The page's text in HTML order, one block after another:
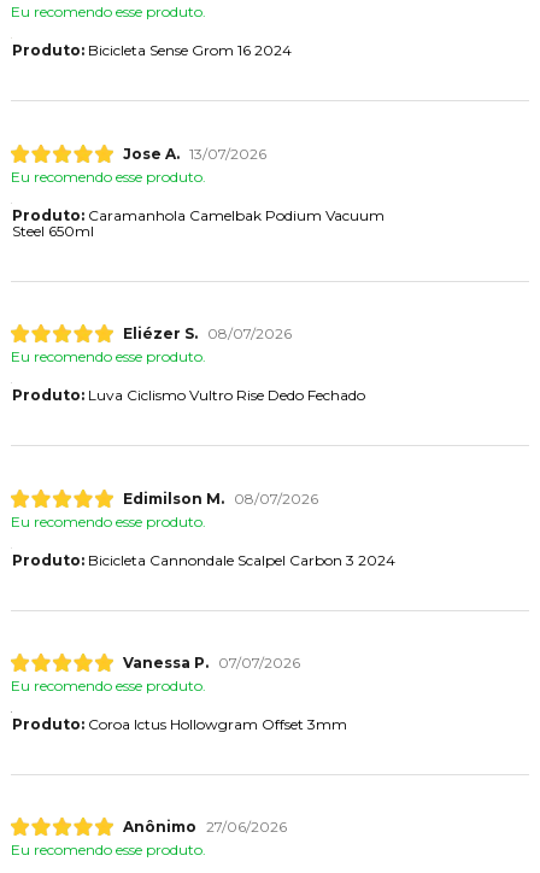
Eu recomendo esse produto.
Produto:Bicicleta Sense Grom 16 2024
Jose A. 13/07/2026
Eu recomendo esse produto.
Produto:Caramanhola Camelbak Podium Vacuum
Steel 650ml
Eliézer S.
08/07/2026
Eu recomendo esse produto.
Produto:Luva Ciclismo Vultro Rise Dedo Fechado
Edimilson M.
08/07/2026
Eu recomendo esse produto.
Produto:Bicicleta Cannondale Scalpel Carbon 3 2024
Vanessa P.
07/07/2026
Eu recomendo esse produto.
Produto:Coroa Ictus Hollowgram Offset 3mm
Anônimo 27/06/2026
Eu recomendo esse produto.